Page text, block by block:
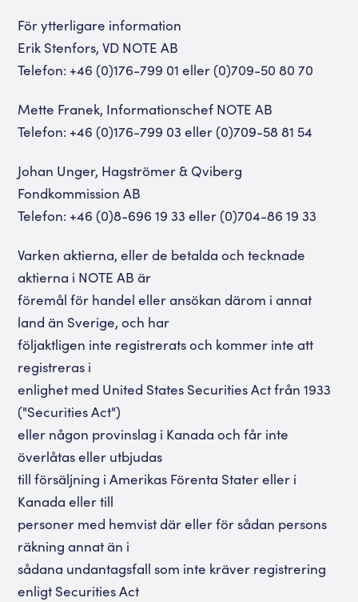
För ytterligare information
Erik Stenfors, VD NOTE AB
Telefon: +46 (0)176-799 01 eller (0)709-50 80 70
Mette Franek, Informationschef NOTE AB
Telefon: +46 (0)176-799 03 eller (0)709-58 81 54
Johan Unger, Hagströmer & Qviberg
Fondkommission AB
Telefon: +46 (0)8-696 19 33 eller (0)704-86 19 33
Varken aktierna, eller de betalda och tecknade
aktierna i NOTE AB är
föremål för handel eller ansökan därom i annat
land än Sverige, och har
följaktligen inte registrerats och kommer inte att
registreras i
enlighet med United States Securities Act från 1933
("Securities Act")
eller någon provinslag i Kanada och får inte
överlåtas eller utbjudas
till försäljning i Amerikas Förenta Stater eller i
Kanada eller till
personer med hemvist där eller för sådan persons
räkning annat än i
sådana undantagsfall som inte kräver registrering
enligt Securities Act